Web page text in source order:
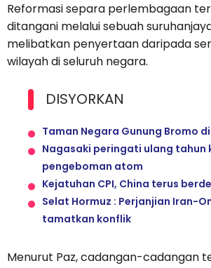
Reformasi separa perlembagaan
ditangani melalui sebuah
melibatkan penyertaan daripada
wilayah di seluruh negara.
DISYORKAN
Taman Negara Gunung Bromo
Nagasaki peringati ulang tahun
pengeboman atom
Kejatuhan CPI, China terus
Selat Hormuz : Perjanjian Iran-
tamatkan konflik
Menurut Paz, cadangan-cadangan